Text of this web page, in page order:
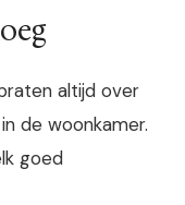
altijd over
de woonkamer.
goed